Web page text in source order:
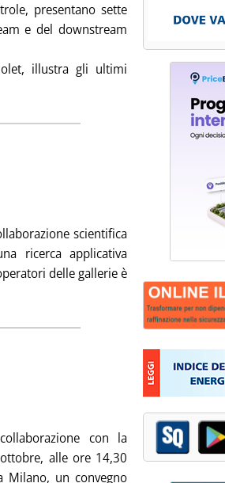
presentano sette
e del downstream
illustra gli ultimi
TECHNIP: SETTE VOLUMI . PER
scientifica
ricerca applicativa
delle gallerie è
E AUTOSTRADE PER SICUREZZA .
con la
alle ore 14,30
Milano, un convegno